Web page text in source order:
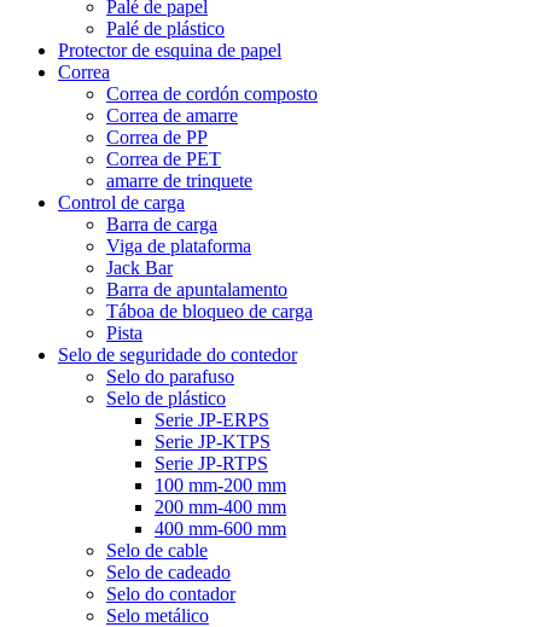
Palé de papel
Palé de plástico
Protector de esquina de papel
Correa
Correa de cordón composto
Correa de amarre
Correa de PP
Correa de PET
amarre de trinquete
Control de carga
Barra de carga
Viga de plataforma
Jack Bar
Barra de apuntalamento
Táboa de bloqueo de carga
Pista
Selo de seguridade do contedor
Selo do parafuso
Selo de plástico
Serie JP-ERPS
Serie JP-KTPS
Serie JP-RTPS
100 mm-200 mm
200 mm-400 mm
400 mm-600 mm
Selo de cable
Selo de cadeado
Selo do contador
Selo metálico